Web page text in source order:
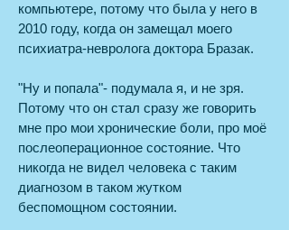
компьютере, потому что была у него в
2010 году, когда он замещал моего
психиатра-невролога доктора Бразак.
"Ну и попала"- подумала я, и не зря.
Потому что он стал сразу же говорить
мне про мои хронические боли, про моё
послеоперационное состояние. Что
никогда не видел человека с таким
диагнозом в таком жутком
беспомощном состоянии.